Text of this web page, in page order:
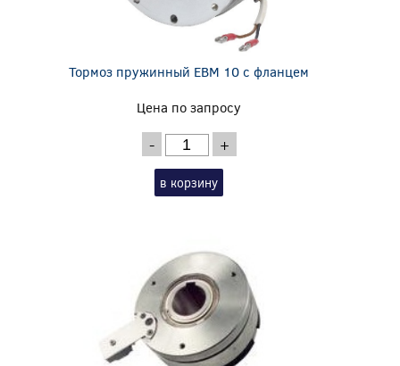
Тормоз пружинный EBM 10 с фланцем
Цена по запросу
- +
в корзину